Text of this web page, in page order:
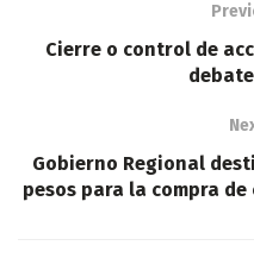
Cierre o control de
Gobierno Regional
pesos para la compra